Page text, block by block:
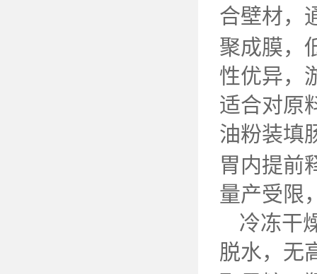
合壁材，
聚成膜，
性优异，
适合对原
油粉装填
胃内提前
量产受限
冷冻干
脱水，无